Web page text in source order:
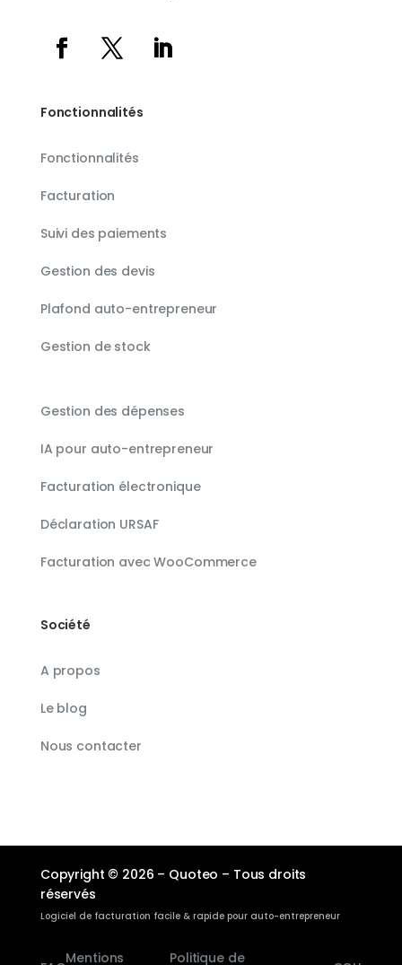
Fonctionnalités
Fonctionnalités
Facturation
Suivi des paiements
Gestion des devis
Plafond auto-entrepreneur
Gestion de stock
Gestion des dépenses
IA pour auto-entrepreneur
Facturation électronique
Déclaration URSAF
Facturation avec WooCommerce
Société
A propos
Le blog
Nous contacter
Copyright © 2026 – Quoteo – Tous droits
réservés
Logiciel de facturation facile & rapide pour auto-entrepreneur
Mentions Politique de